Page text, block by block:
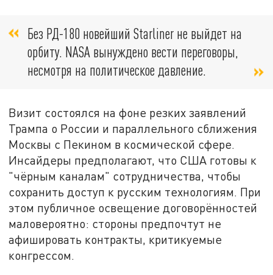
Без РД-180 новейший Starliner не выйдет на
орбиту. NASA вынуждено вести переговоры,
несмотря на политическое давление.
Визит состоялся на фоне резких заявлений
Трампа о России и параллельного сближения
Москвы с Пекином в космической сфере.
Инсайдеры предполагают, что США готовы к
"чёрным каналам" сотрудничества, чтобы
сохранить доступ к русским технологиям. При
этом публичное освещение договорённостей
маловероятно: стороны предпочтут не
афишировать контракты, критикуемые
конгрессом.